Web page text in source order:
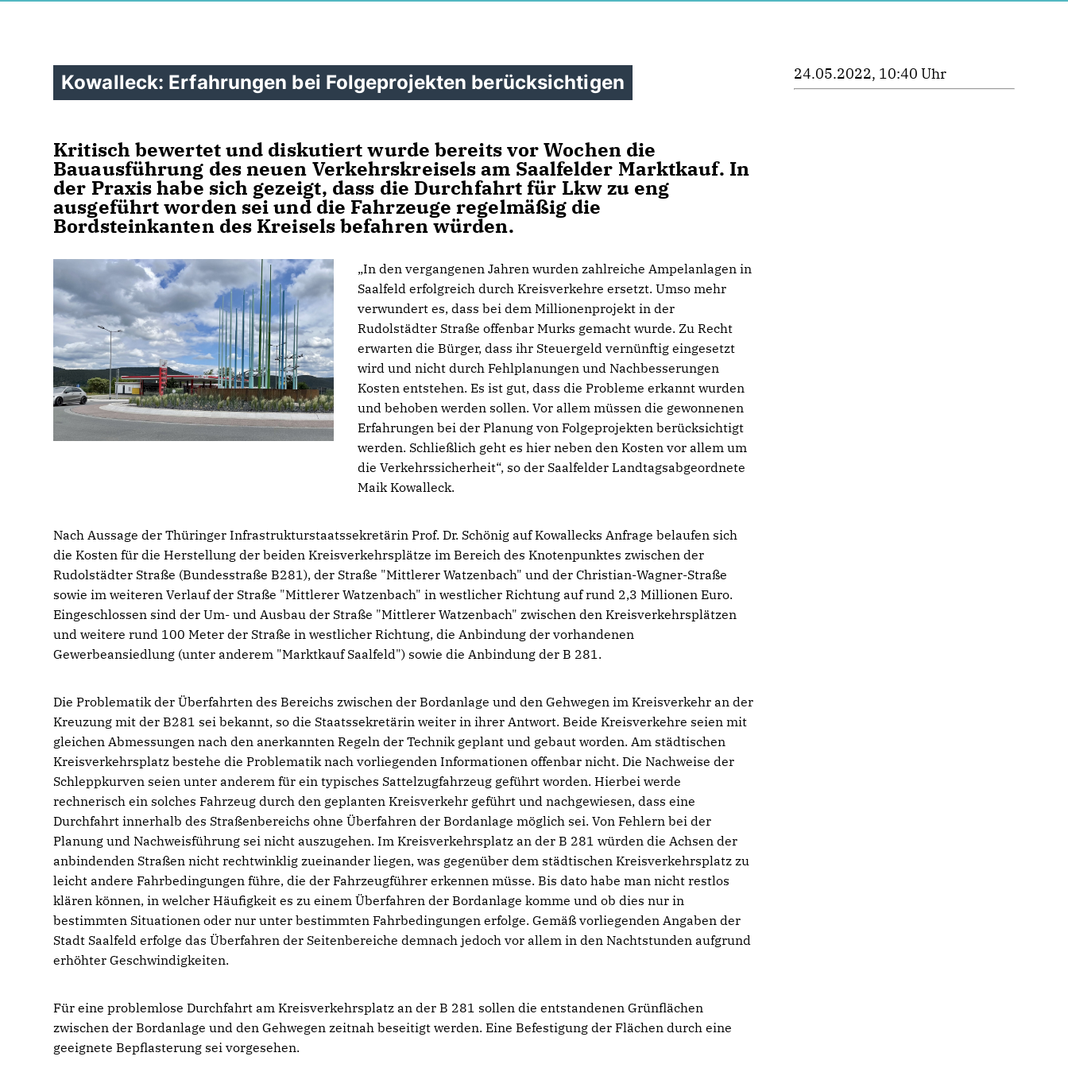
Kowalleck: Erfahrungen bei Folgeprojekten berücksichtigen
Kritisch bewertet und diskutiert wurde bereits vor Wochen die
Bauausführung des neuen Verkehrskreisels am Saalfelder Marktkauf. In
der Praxis habe sich gezeigt, dass die Durchfahrt für Lkw zu eng
ausgeführt worden sei und die Fahrzeuge regelmäßig die
Bordsteinkanten des Kreisels befahren würden.
In den vergangenen Jahren wurden zahlreiche Ampelanlagen in
Saalfeld erfolgreich durch Kreisverkehre ersetzt. Umso mehr
verwundert es, dass bei dem Millionenprojekt in der
Rudolstädter Straße offenbar Murks gemacht wurde. Zu Recht
erwarten die Bürger, dass ihr Steuergeld vernünftig eingesetzt
wird und nicht durch Fehlplanungen und Nachbesserungen
Kosten entstehen. Es ist gut, dass die Probleme erkannt wurden
und behoben werden sollen. Vor allem müssen die gewonnenen
Erfahrungen bei der Planung von Folgeprojekten berücksichtigt
werden. Schließlich geht es hier neben den Kosten vor allem um
die Verkehrssicherheit“, so der Saalfelder Landtagsabgeordnete
Maik Kowalleck.
Nach Aussage der Thüringer Infrastrukturstaatssekretärin Prof. Dr. Schönig auf Kowallecks Anfrage belaufen sich
die Kosten für die Herstellung der beiden Kreisverkehrsplätze im Bereich des Knotenpunktes zwischen der
Rudolstädter Straße (Bundesstraße B281), der Straße "Mittlerer Watzenbach" und der Christian-Wagner-Straße
sowie im weiteren Verlauf der Straße "Mittlerer Watzenbach" in westlicher Richtung auf rund 2,3 Millionen Euro.
Eingeschlossen sind der Um- und Ausbau der Straße "Mittlerer Watzenbach" zwischen den Kreisverkehrsplätzen
und weitere rund 100 Meter der Straße in westlicher Richtung, die Anbindung der vorhandenen
Gewerbeansiedlung (unter anderem "Marktkauf Saalfeld") sowie die Anbindung der B 281.
Die Problematik der Überfahrten des Bereichs zwischen der Bordanlage und den Gehwegen im Kreisverkehr an der
Kreuzung mit der B281 sei bekannt, so die Staatssekretärin weiter in ihrer Antwort. Beide Kreisverkehre seien mit
gleichen Abmessungen nach den anerkannten Regeln der Technik geplant und gebaut worden. Am städtischen
Kreisverkehrsplatz bestehe die Problematik nach vorliegenden Informationen offenbar nicht. Die Nachweise der
Schleppkurven seien unter anderem für ein typisches Sattelzugfahrzeug geführt worden. Hierbei werde
rechnerisch ein solches Fahrzeug durch den geplanten Kreisverkehr geführt und nachgewiesen, dass eine
Durchfahrt innerhalb des Straßenbereichs ohne Überfahren der Bordanlage möglich sei. Von Fehlern bei der
Planung und Nachweisführung sei nicht auszugehen. Im Kreisverkehrsplatz an der B 281 würden die Achsen der
anbindenden Straßen nicht rechtwinklig zueinander liegen, was gegenüber dem städtischen Kreisverkehrsplatz zu
leicht andere Fahrbedingungen führe, die der Fahrzeugführer erkennen müsse. Bis dato habe man nicht restlos
klären können, in welcher Häufigkeit es zu einem Überfahren der Bordanlage komme und ob dies nur in
bestimmten Situationen oder nur unter bestimmten Fahrbedingungen erfolge. Gemäß vorliegenden Angaben der
Stadt Saalfeld erfolge das Überfahren der Seitenbereiche demnach jedoch vor allem in den Nachtstunden aufgrund
erhöhter Geschwindigkeiten.
Für eine problemlose Durchfahrt am Kreisverkehrsplatz an der B 281 sollen die entstandenen Grünflächen
zwischen der Bordanlage und den Gehwegen zeitnah beseitigt werden. Eine Befestigung der Flächen durch eine
geeignete Bepflasterung sei vorgesehen.
24.05.2022, 10:40 Uhr